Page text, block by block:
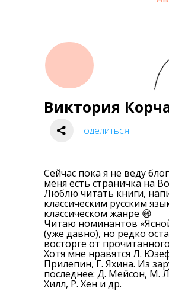
Виктория
Сейчас пока я не веду
меня есть страничка на
Люблю читать книги,
классическим русским
классическом жанре 😄
Читаю номинантов
(уже давно), но редко
восторге от
Хотя мне нравятся Л.
Прилепин, Г. Яхина. Из
последнее: Д. Мейсон, М.
Хилл, Р. Хен и др.
Поделиться